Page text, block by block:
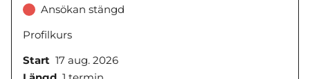
Ansökan stängd
Profilkurs
Start 17 aug. 2026